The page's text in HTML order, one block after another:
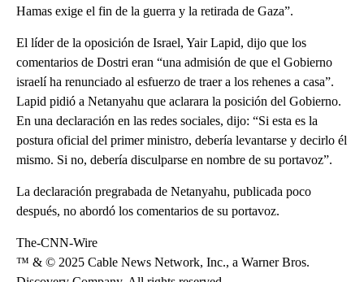
Hamas exige el fin de la guerra y la retirada de Gaza”.
El líder de la oposición de Israel, Yair Lapid, dijo que los
comentarios de Dostri eran “una admisión de que el Gobierno
israelí ha renunciado al esfuerzo de traer a los rehenes a casa”.
Lapid pidió a Netanyahu que aclarara la posición del Gobierno.
En una declaración en las redes sociales, dijo: “Si esta es la
postura oficial del primer ministro, debería levantarse y decirlo él
mismo. Si no, debería disculparse en nombre de su portavoz”.
La declaración pregrabada de Netanyahu, publicada poco
después, no abordó los comentarios de su portavoz.
The-CNN-Wire
™ & © 2025 Cable News Network, Inc., a Warner Bros.